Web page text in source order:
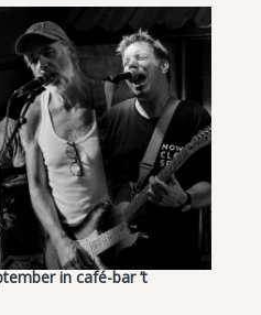
in café-bar ’t